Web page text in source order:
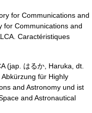
for Communications and
for Communications and
Caractéristiques
(jap. はるか, Haruka, dt.
Abkürzung für Highly
and Astronomy und ist
and Astronautical